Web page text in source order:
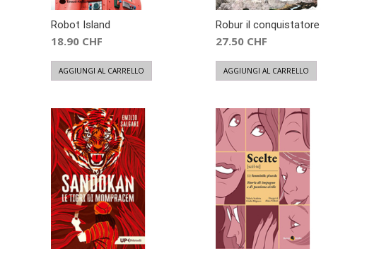
Robot Island
18.90 CHF
AGGIUNGI AL CARRELLO
Robur il conquistatore
27.50 CHF
AGGIUNGI AL CARRELLO